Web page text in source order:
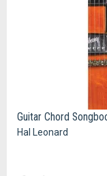
Guitar Chord
Hal Leonard